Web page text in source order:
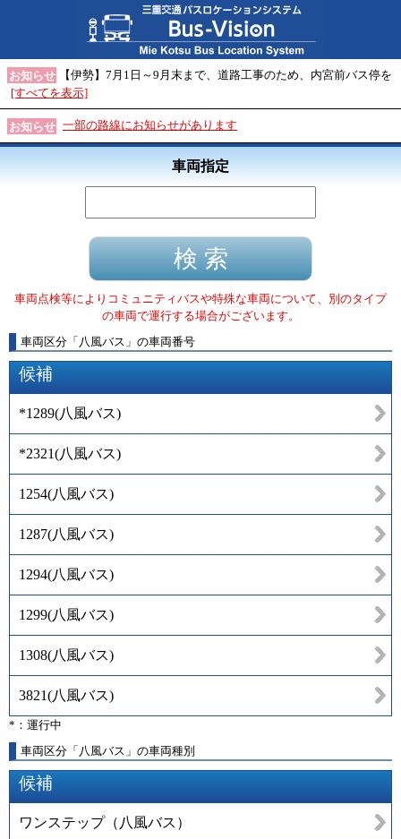
お知らせ
【伊勢】7月1日～9月末まで、道路工事のため、内宮前バス停を
[すべてを表示]
お知らせ 一部の路線にお知らせがあります
車両指定
車両点検等によりコミュニティバスや特殊な車両について、別のタイプ
の車両で運行する場合がございます。
車両区分 「 八風バス 」 の車両番号
候補
*1289(八風バス)
*2321(八風バス)
1254(八風バス)
1287(八風バス)
1294(八風バス)
1299(八風バス)
1308(八風バス)
3821(八風バス)
*：運行中
車両区分「八風バス」の車両種別
候補
ワンステップ（八風バス）